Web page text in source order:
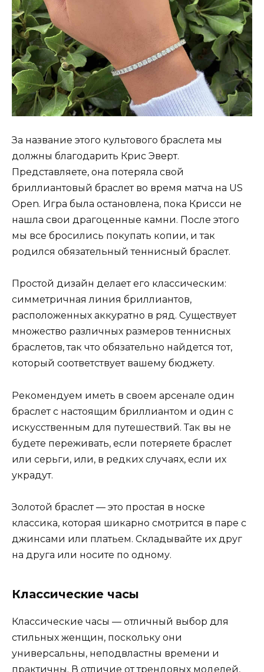
За название этого культового браслета мы
должны благодарить Крис Эверт.
Представляете, она потеряла свой
бриллиантовый браслет во время матча на US
Open. Игра была остановлена, пока Крисси не
нашла свои драгоценные камни. После этого
мы все бросились покупать копии, и так
родился обязательный теннисный браслет.
Простой дизайн делает его классическим:
симметричная линия бриллиантов,
расположенных аккуратно в ряд. Существует
множество различных размеров теннисных
браслетов, так что обязательно найдется тот,
который соответствует вашему бюджету.
Рекомендуем иметь в своем арсенале один
браслет с настоящим бриллиантом и один с
искусственным для путешествий. Так вы не
будете переживать, если потеряете браслет
или серьги, или, в редких случаях, если их
украдут.
Золотой браслет — это простая в носке
классика, которая шикарно смотрится в паре с
джинсами или платьем. Складывайте их друг
на друга или носите по одному.
Классические часы
Классические часы — отличный выбор для
стильных женщин, поскольку они
универсальны, неподвластны времени и
практичны. В отличие от трендовых моделей,